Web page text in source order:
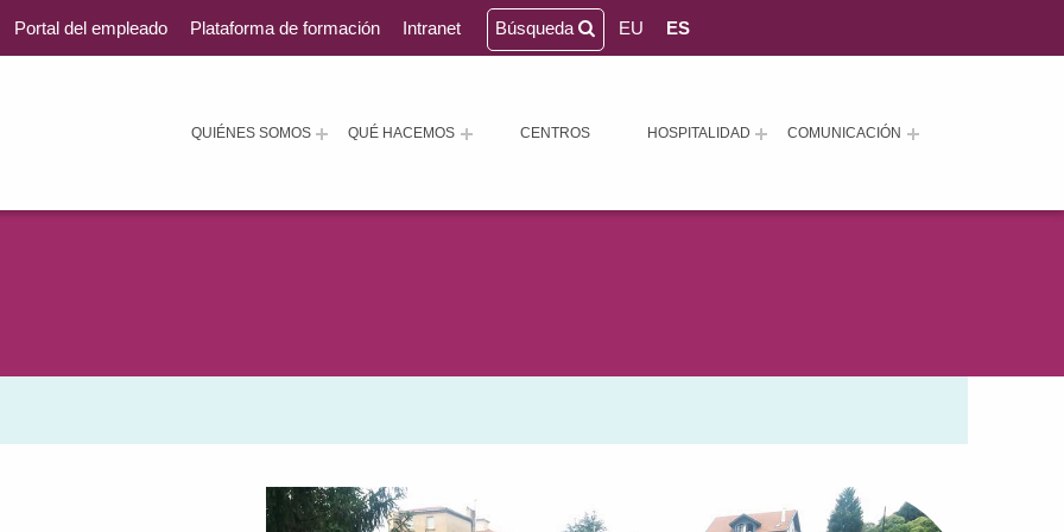
QUIÉNES SOMOS QUÉ HACEMOS CENTROS HOSPITALIDAD COMUNICACIÓN
Portal del empleado Plataforma de formación Intranet Búsqueda EU ES